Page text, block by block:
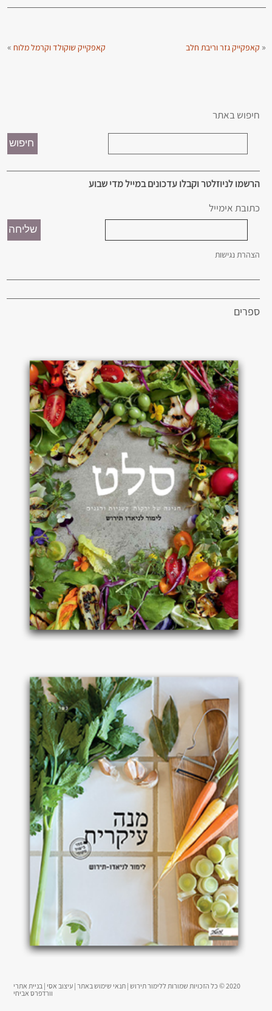
« קאפקייק גזר וריבת חלב קאפקייק שוקולד וקרמל מלוח»
חיפוש באתר
הרשמו לניוזלטר וקבלו עדכונים במייל מדי שבוע
כתובת אימייל
הצהרת נגישות
ספרים
2020 © כל הזכויות שמורות ללימור תירוש | תנאי שימוש באתר| עיצוב אסי| בניית אתרי
וורדפרסאביחי